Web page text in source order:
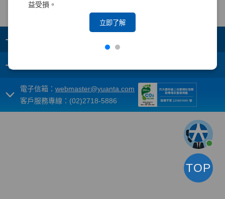
益受損。
立即了解
+
+
電子信箱： webmaster@yuanta.com
客戶服務專線：(02)2718-5886
TOP